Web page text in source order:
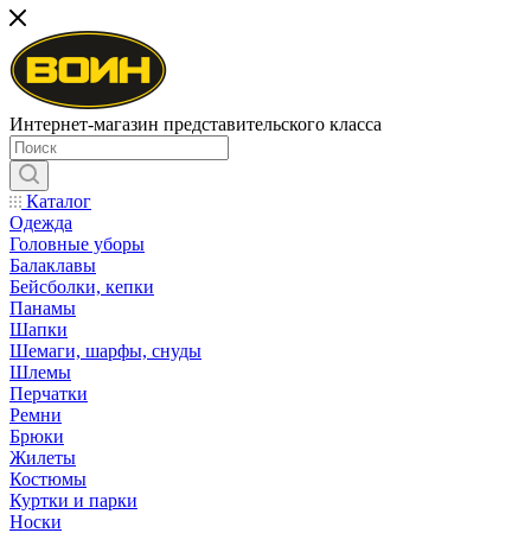
Интернет-магазин представительского класса
Каталог
Одежда
Головные уборы
Балаклавы
Бейсболки, кепки
Панамы
Шапки
Шемаги, шарфы, снуды
Шлемы
Перчатки
Ремни
Брюки
Жилеты
Костюмы
Куртки и парки
Носки